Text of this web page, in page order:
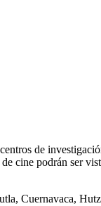
de
cine podrán ser
Cuernavaca,